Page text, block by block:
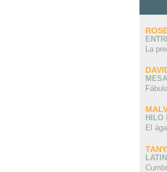
La
HILO
El